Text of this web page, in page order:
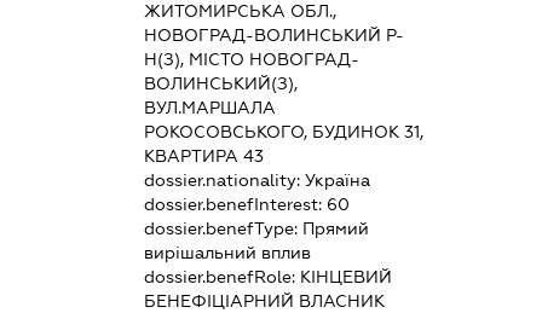
ЖИТОМИРСЬКА ОБЛ.,
НОВОГРАД-ВОЛИНСЬКИЙ Р-
Н(З), МІСТО НОВОГРАД-
ВОЛИНСЬКИЙ(З),
ВУЛ.МАРШАЛА
РОКОСОВСЬКОГО, БУДИНОК 31,
КВАРТИРА 43
dossier.nationality:Україна
dossier.benefInterest: 60
dossier.benefType: Прямий
вирішальний вплив
dossier.benefRole: КІНЦЕВИЙ
БЕНЕФІЦІАРНИЙ ВЛАСНИК